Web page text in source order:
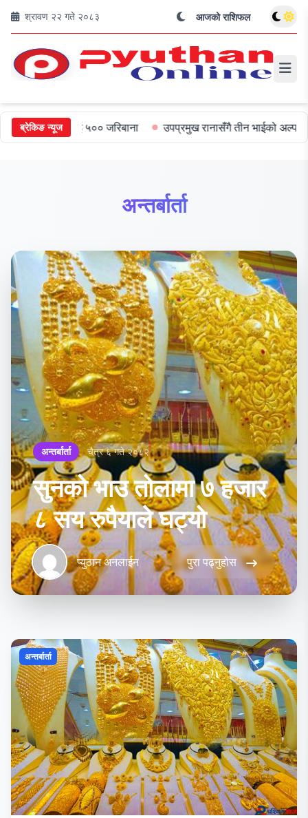
श्रावण २२ गते २०८३ आजको राशिफल
ब्रेकिङ न्यूज५०० जरिबाना उपप्रमुख रानासँगै तीन भाईको अल्पायुमै दुखद
अन्तर्बार्ता
अन्तर्बार्ता चैत्र ६ गते २०८२
सुनको भाउ तोलामा ७ हजार
८ सय रुपैयाले घट्यो
प्युठान अनलाईन पुरा पढ्नुहोस
अन्तर्बार्ता